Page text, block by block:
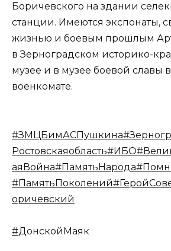
Боричевского на здании
станции. Имеются экспонаты,
жизнью и боевым прошлым
в Зерноградском историко-
музее и в музее боевой славы
военкомате.
#ЗМЦБимАСПушкина
Ростовскаяобласть#ИБО
аяВойна#ПамятьНарода
#ПамятьПоколений
оричевский
#ДонскойМаяк